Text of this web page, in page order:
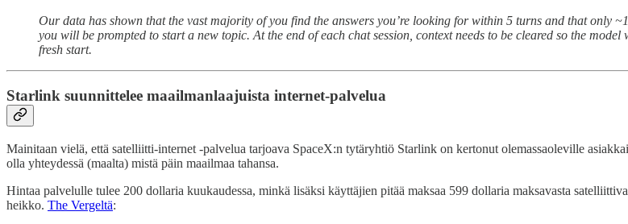
Our data has shown that the vast majority of you find the answers you’re looking for within 5 turns and that only
you will be prompted to start a new topic. At the end of each chat session, context needs to be cleared so the
fresh start.
Starlink suunnittelee maailmanlaajuista internet-palvelua
Mainitaan vielä, että satelliitti-internet -palvelua tarjoava SpaceX:n tytäryhtiö Starlink on kertonut olemassaoleville
olla yhteydessä (maalta) mistä päin maailmaa tahansa.
Hintaa palvelulle tulee 200 dollaria kuukaudessa, minkä lisäksi käyttäjien pitää maksaa 599 dollaria maksavasta
heikko. The Vergeltä: